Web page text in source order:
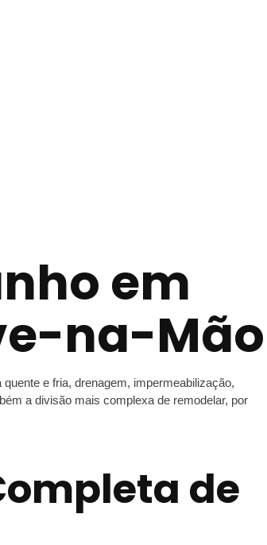
em
na-Mão
e fria, drenagem, impermeabilização,
a divisão mais complexa de remodelar, por
de